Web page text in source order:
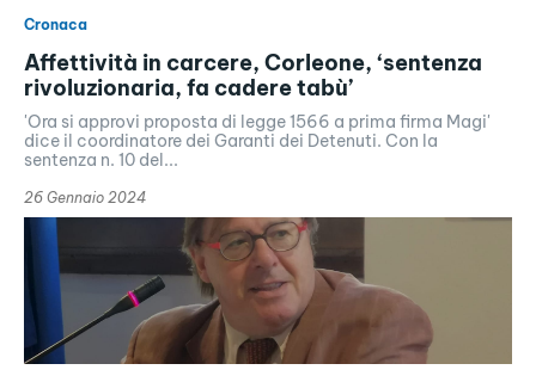
Cronaca
Affettività in carcere, Corleone, ‘sentenza
rivoluzionaria, fa cadere tabù’
'Ora si approvi proposta di legge 1566 a prima firma Magi'
dice il coordinatore dei Garanti dei Detenuti. Con la
sentenza n. 10 del...
26 Gennaio 2024